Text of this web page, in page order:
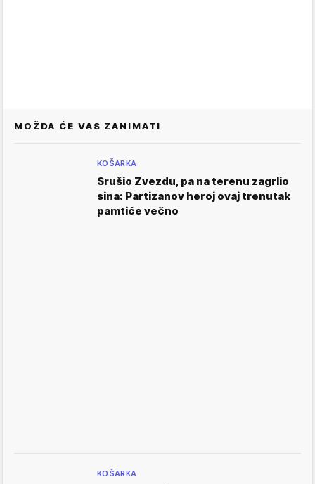
MOŽDA ĆE VAS ZANIMATI
KOŠARKA
Srušio Zvezdu, pa na terenu zagrlio
sina: Partizanov heroj ovaj trenutak
pamtiće večno
KOŠARKA